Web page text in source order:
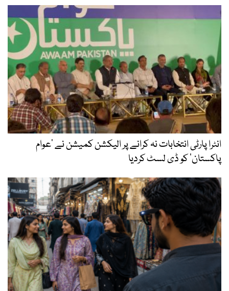
انٹرا پارٹی انتخابات نہ کرانے پر الیکشن کمیشن نے ’عوام
پاکستان‘ کو ڈی لسٹ کردیا